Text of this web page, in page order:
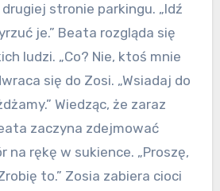
stronie parkingu. „Idź
je.” Beata rozgląda się
ludzi. „Co? Nie, ktoś mnie
się do Zosi. „Wsiadaj do
Wiedząc, że zaraz
zaczyna zdejmować
na rękę w sukience. „Proszę,
to.” Zosia zabiera cioci